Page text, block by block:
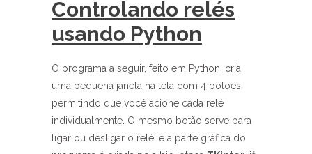
Controlando relés
usando Python
O programa a seguir, feito em Python, cria
uma pequena janela na tela com 4 botões,
permitindo que você acione cada relé
individualmente. O mesmo botão serve para
ligar ou desligar o relé, e a parte gráfica do